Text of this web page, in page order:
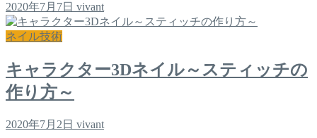
2020年7月7日 vivant
ネイル技術
キャラクター3Dネイル～スティッチの
作り方～
2020年7月2日 vivant